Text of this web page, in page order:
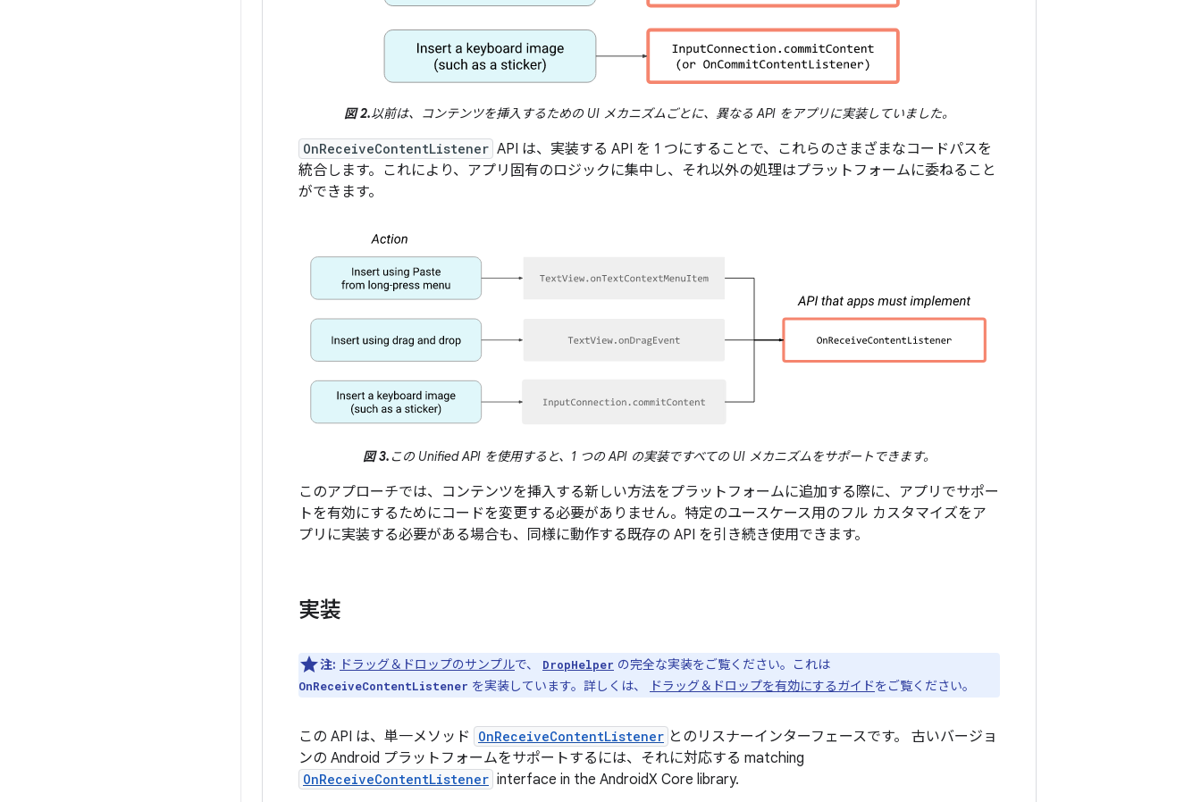
図 2.以前は、コンテンツを挿入するための UI メカニズムごとに、異なる API をアプリに実装していました。
OnReceiveContentListener API は、実装する API を 1 つにすることで、これらのさまざまなコードパスを
統合します。これにより、アプリ固有のロジックに集中し、それ以外の処理はプラットフォームに委ねること
ができます。
図 3. この Unified API を使用すると、1 つの API の実装ですべての UI メカニズムをサポートできます。
このアプローチでは、コンテンツを挿入する新しい方法をプラットフォームに追加する際に、アプリでサポー
トを有効にするためにコードを変更する必要がありません。特定のユースケース用のフル カスタマイズをア
プリに実装する必要がある場合も、同様に動作する既存の API を引き続き使用できます。
実装
注: ドラッグ＆ドロップのサンプルで、 DropHelper の完全な実装をご覧ください。これは
OnReceiveContentListener を実装しています。詳しくは、 ドラッグ＆ドロップを有効にするガイドをご覧ください。
この API は、単一メソッド OnReceiveContentListener とのリスナーインターフェースです。 古いバージョ
ンの Android プラットフォームをサポートするには、それに対応する matching
OnReceiveContentListener interface in the AndroidX Core library.